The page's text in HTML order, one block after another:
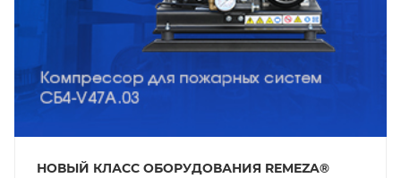
НОВЫЙ КЛАСС ОБОРУДОВАНИЯ REMEZA®